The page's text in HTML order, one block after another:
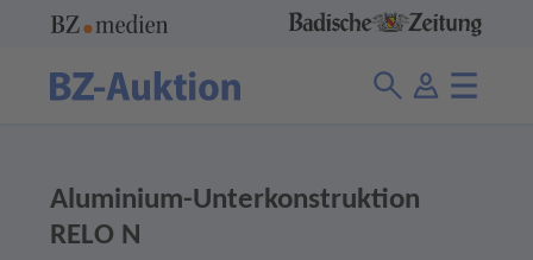
Aluminium-Unterkonstruktion
RELO N